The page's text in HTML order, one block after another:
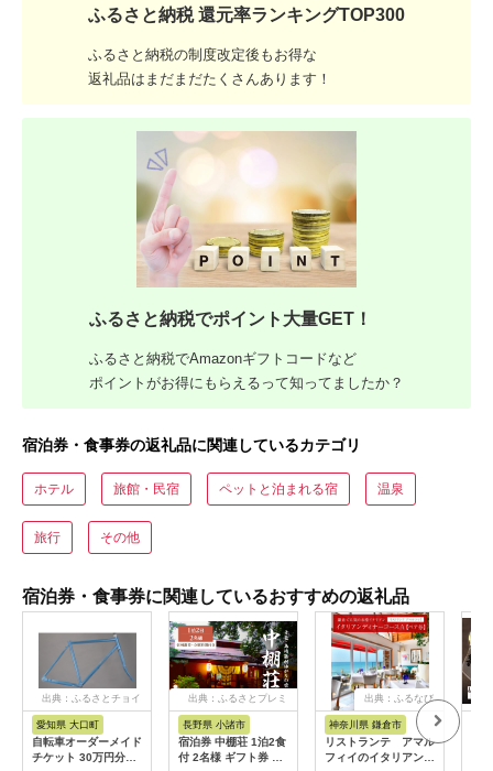
ふるさと納税 還元率ランキングTOP300
ふるさと納税の制度改定後もお得な
返礼品はまだまだたくさんあります！
ふるさと納税でポイント大量GET！
ふるさと納税でAmazonギフトコードなど
ポイントがお得にもらえるって知ってましたか？
宿泊券・食事券の返礼品に関連しているカテゴリ
ホテル 旅館・民宿 ペットと泊まれる宿 温泉
旅行 その他
宿泊券・食事券に関連しているおすすめの返礼品
出典：ふるさとチョイ
ス
愛知県 大口町
自転車オーダーメイド
チケット 30万円分
出典：ふるさとプレミ
アム
長野県 小諸市
宿泊券 中棚荘 1泊2食
付 2名様 ギフト券 チ
出典：ふるなび
神奈川県 鎌倉市
リストランテ アマル
フィイのイタリアンデ